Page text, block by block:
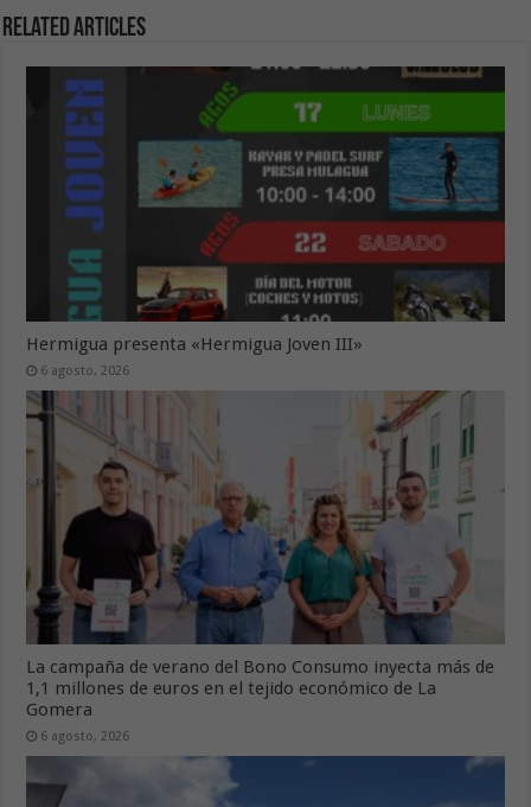
Related Articles
Hermigua presenta «Hermigua Joven III»
6 agosto, 2026
La campaña de verano del Bono Consumo inyecta más de
1,1 millones de euros en el tejido económico de La
Gomera
6 agosto, 2026